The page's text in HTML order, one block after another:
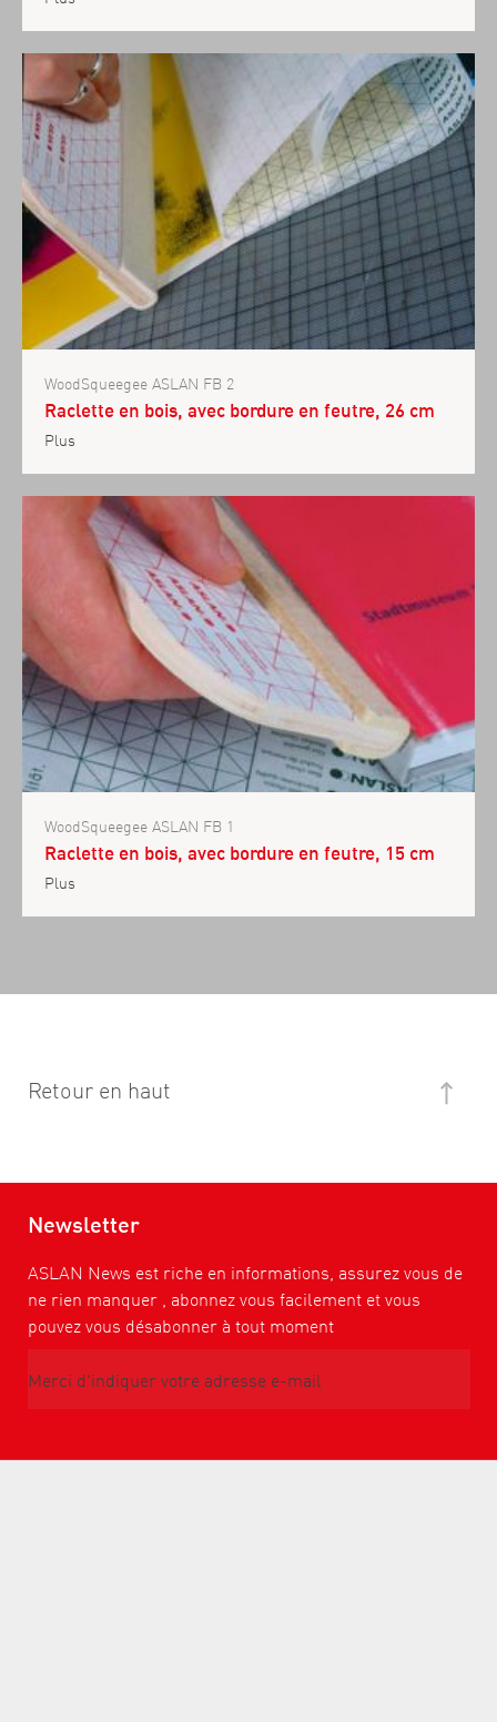
WoodSqueegee ASLAN FB 2
Raclette en bois, avec bordure en feutre, 26 cm
Plus
WoodSqueegee ASLAN FB 1
Raclette en bois, avec bordure en feutre, 15 cm
Plus
Retour en haut
Newsletter
ASLAN News est riche en informations, assurez vous de
ne rien manquer , abonnez vous facilement et vous
pouvez vous désabonner à tout moment